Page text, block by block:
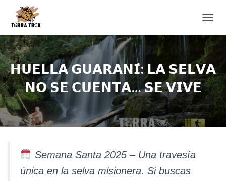
A
M
B
A
R
M
O
D
𝗛𝗨𝗘𝗟𝗟𝗔 𝗚𝗨𝗔𝗥𝗔𝗡𝗜́: 𝗟𝗔 𝗦𝗘𝗟𝗩𝗔
𝗡𝗢 𝗦𝗘 𝗖𝗨𝗘𝗡𝗧𝗔… 𝗦𝗘 𝗩𝗜𝗩𝗘
Semana Santa 2025 – Una travesía
única en la selva misionera. Si buscas